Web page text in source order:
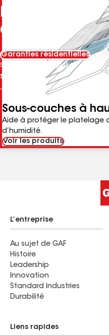
Pièces d’un
GAF
Garanties résidentielles
Sélectionnez l'onglet
Sous-couches à
Aide à protéger le platelage
d’humidité.
Voir les produits
L’entreprise
Au sujet de GAF
Histoire
Leadership
Innovation
Standard Industries
Durabilité
Liens rapides